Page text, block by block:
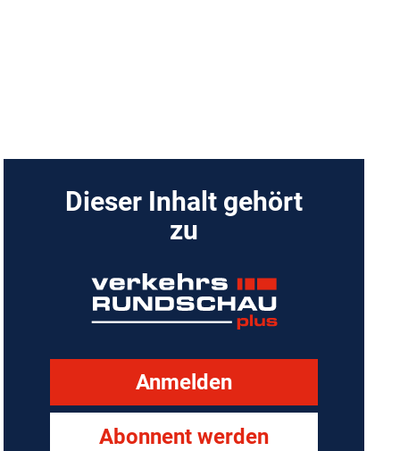
Dieser Inhalt gehört
zu
Anmelden
Abonnent werden